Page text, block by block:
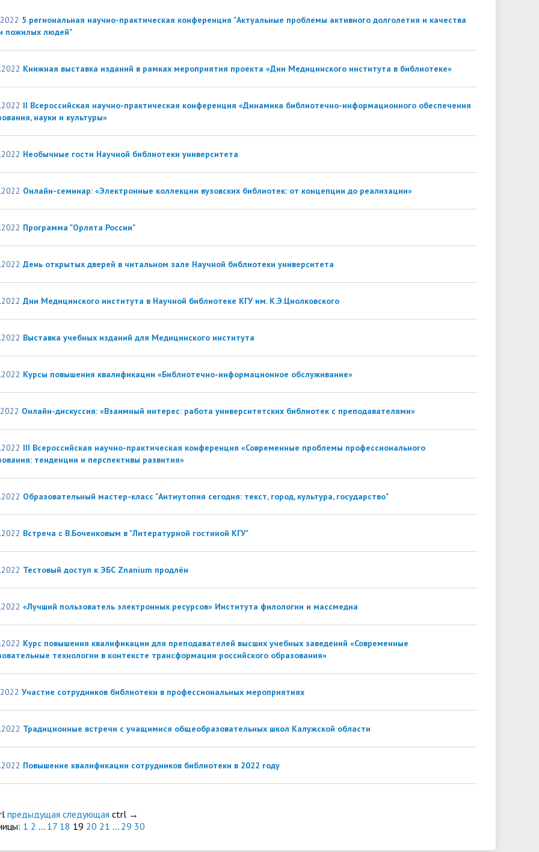
иностранных граждан
Внутренняя система оценки качества
Клиника КГУ
Целевая квота
вступительных испытаний
для иностранных
Общежития
Вакцинация
Педагогические науки"
5 региональная научно-практическая конференция "Актуальные проблемы активного долголетия и качества
пожилых людей"
Книжная выставка изданий в рамках мероприятия проекта «Дни Медицинского института в библиотеке»
II Всероссийская научно-практическая конференция «Динамика библиотечно-информационного обеспечения
науки и культуры»
Необычные гости Научной библиотеки университета
Онлайн-семинар: «Электронные коллекции вузовских библиотек: от концепции до реализации»
Программа "Орлята России"
День открытых дверей в читальном зале Научной библиотеки университета
Дни Медицинского института в Научной библиотеке КГУ им. К.Э.Циолковского
Выставка учебных изданий для Медицинского института
Курсы повышения квалификации «Библиотечно-информационное обслуживание»
Онлайн-дискуссия: «Взаимный интерес: работа университетских библиотек с преподавателями»
III Всероссийская научно-практическая конференция «Современные проблемы профессионального
тенденции и перспективы развития»
Образовательный мастер-класс "Антиутопия сегодня: текст, город, культура, государство"
Встреча с В.Боченковым в "Литературной гостиной КГУ"
Тестовый доступ к ЭБС Znanium продлён
«Лучший пользователь электронных ресурсов» Института филологии и массмедиа
Курс повышения квалификации для преподавателей высших учебных заведений «Современные
технологии в контексте трансформации российского образования»
Участие сотрудников библиотеки в профессиональных мероприятиях
Традиционные встречи с учащимися общеобразовательных школ Калужской области
Повышение квалификации сотрудников библиотеки в 2022 году
предыдущая следующая ctrl →
1 2 ... 17 18 19 20 21 ... 29 30